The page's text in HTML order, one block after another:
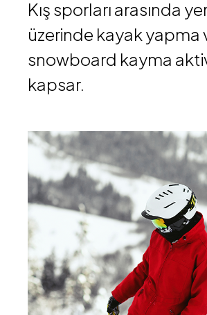
Kış sporları arasında
üzerinde kayak yapma
snowboard kayma
kapsar.